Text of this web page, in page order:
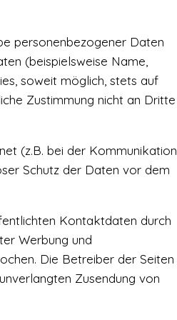
personenbezogener Daten
(beispielsweise Name,
soweit möglich, stets auf
Zustimmung nicht an Dritte
(z.B. bei der Kommunikation
Schutz der Daten vor dem
Kontaktdaten durch
Werbung und
Die Betreiber der Seiten
Zusendung von